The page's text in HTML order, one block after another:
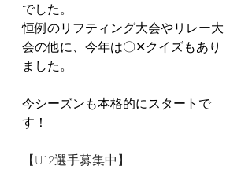
でした。
恒例のリフティング大会やリレー大
会の他に、今年は〇✕クイズもあり
ました。
今シーズンも本格的にスタートで
す！
【U12選手募集中】